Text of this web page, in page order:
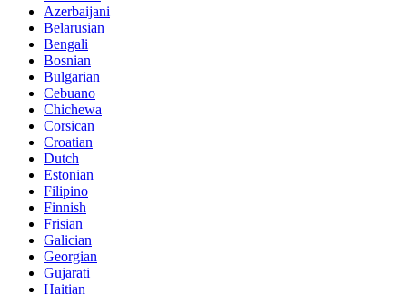
Azerbaijani
Belarusian
Bengali
Bosnian
Bulgarian
Cebuano
Chichewa
Corsican
Croatian
Dutch
Estonian
Filipino
Finnish
Frisian
Galician
Georgian
Gujarati
Haitian